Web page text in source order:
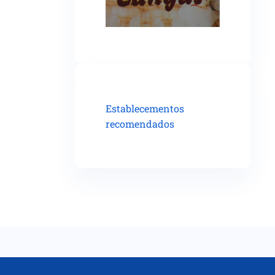
Establecementos
recomendados